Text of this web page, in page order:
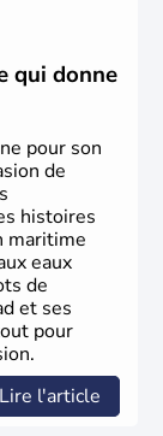
Le pays
dans tous
par la
Thomas Mann,
qui donne
pour son
de
histoires
maritime
eaux
de
et ses
pour
Lire l'article